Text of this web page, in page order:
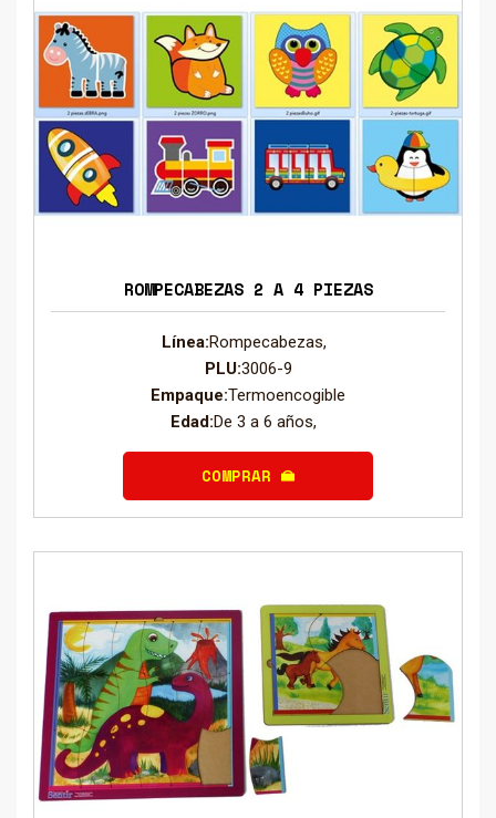
ROMPECABEZAS 2 A 4 PIEZAS
Línea:Rompecabezas,
PLU:3006-9
Empaque:Termoencogible
Edad:De 3 a 6 años,
COMPRAR